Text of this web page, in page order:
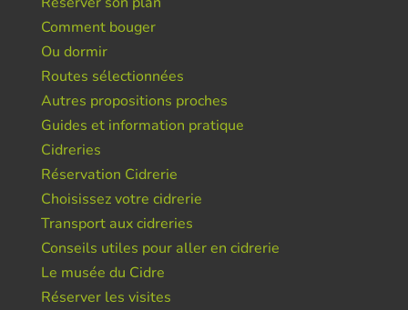
Comment bouger
Ou dormir
Routes sélectionnées
Autres propositions proches
Guides et information pratique
Cidreries
Réservation Cidrerie
Choisissez votre cidrerie
Transport aux cidreries
Conseils utiles pour aller en cidrerie
Le musée du Cidre
Réserver les visites